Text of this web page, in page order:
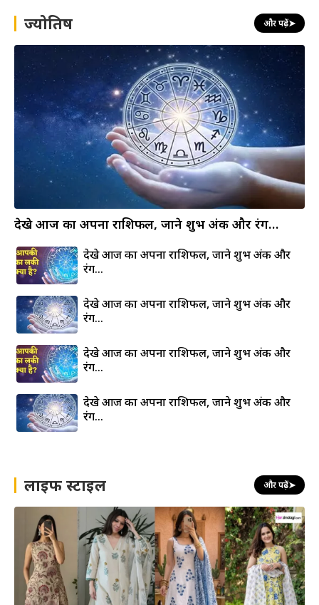
h ज्योतिष और पढ़ें➤
देखे आज का अपना राशिफल, जाने शुभ अंक और रंग…
देखे आज का अपना राशिफल, जाने शुभ अंक और
रंग…
देखे आज का अपना राशिफल, जाने शुभ अंक और
रंग…
देखे आज का अपना राशिफल, जाने शुभ अंक और
रंग…
देखे आज का अपना राशिफल, जाने शुभ अंक और
रंग…
लाइफ स्टाइल और पढ़ें➤